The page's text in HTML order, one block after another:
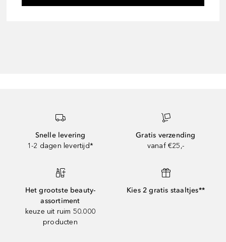
Snelle levering
1-2 dagen levertijd*
Gratis verzending
vanaf €25,-
Het grootste beauty-
assortiment
keuze uit ruim 50.000
producten
Kies 2 gratis staaltjes**